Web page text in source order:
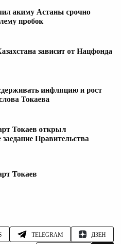
акиму Астаны срочно
пробок
зависит от Нацфонда
инфляцию и рост
Токаева
Токаев открыл
Правительства
Токаев
TELEGRAM ДЗЕН